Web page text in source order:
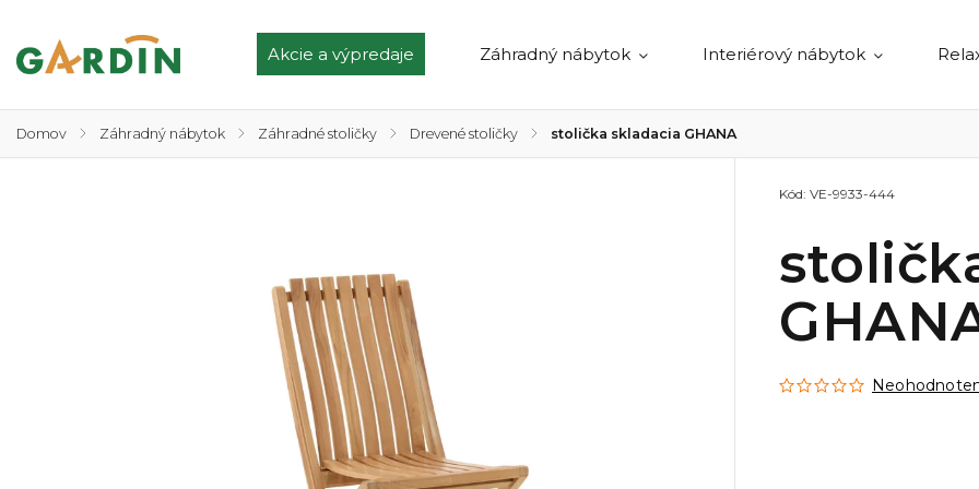
Akcie a výpredaje Záhradný nábytok Interiérový nábytok
Domov / Záhradný nábytok / Záhradné stoličky / Drevené stoličky / stolička skladacia GHANA
Kód: VE-9933-444